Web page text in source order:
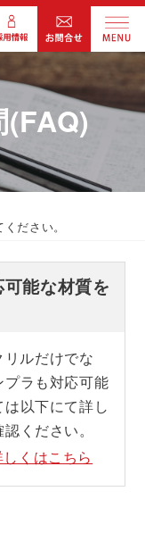
ださい。
能な材質を
ルだけでな
プラも対応可能
以下にて詳し
ください。
くはこちら